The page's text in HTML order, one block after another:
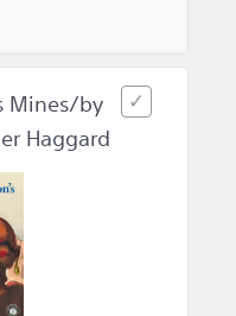
Mines/by
Haggard.